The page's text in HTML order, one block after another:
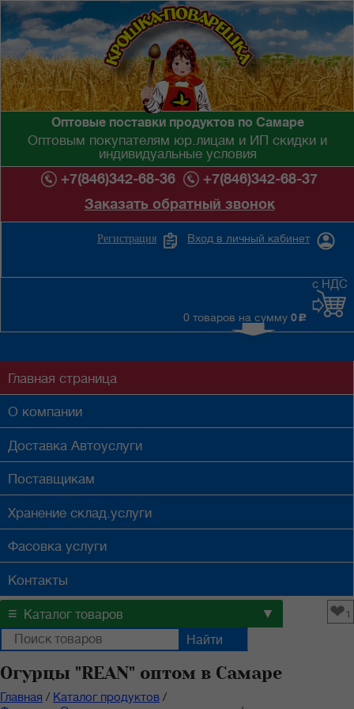
Оптовые поставки продуктов по Самаре
Оптовым покупателям юр.лицам и ИП скидки и
индивидуальные условия
+7(846)342-68-36
+7(846)342-68-37
Заказать обратный звонок
Вход в личный кабинет
Регистрация
0 товаров на сумму 0 c
с НДС
Главная страница
О компании
Доставка Автоуслуги
Поставщикам
Хранение склад.услуги
Фасовка услуги
Контакты
≡ Каталог товаров ▼ ❤1
Огурцы "REAN" оптом в Самаре
Главная / Каталог продуктов /